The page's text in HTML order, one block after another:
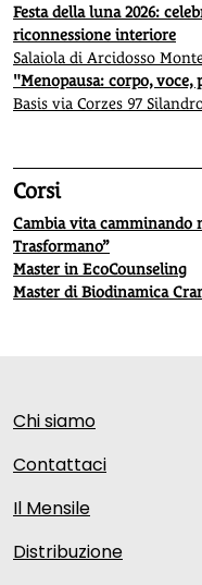
Festa della luna 2026:
riconnessione interiore
Salaiola di Arcidosso
"Menopausa: corpo, voce,
Basis via Corzes 97
Corsi
Cambia vita camminando
Trasformano”
Master in EcoCounseling
Master di Biodinamica
Chi siamo
Contattaci
Il Mensile
Distribuzione